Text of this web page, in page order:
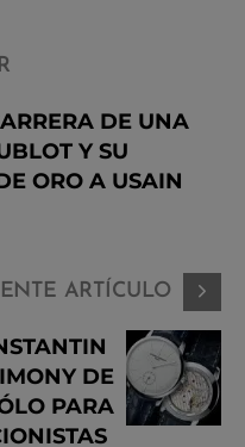
DE UNA
Y SU
ORO A USAIN
ARTÍCULO
DE
PARA